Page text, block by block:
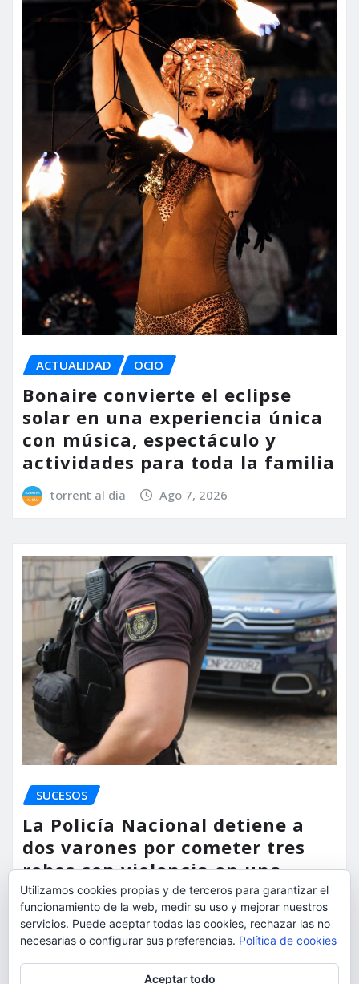
ACTUALIDAD OCIO
Bonaire convierte el eclipse
solar en una experiencia única
con música, espectáculo y
actividades para toda la familia
torrent al dia Ago 7, 2026
SUCESOS
La Policía Nacional detiene a
dos varones por cometer tres
robos con violencia en una
misma mañana
torrent al dia Ago 7, 2026
Utilizamos cookies propias y de terceros para garantizar el
funcionamiento de la web, medir su uso y mejorar nuestros
servicios. Puede aceptar todas las cookies, rechazar las no
necesarias o configurar sus preferencias. Política de cookies
Aceptar todo